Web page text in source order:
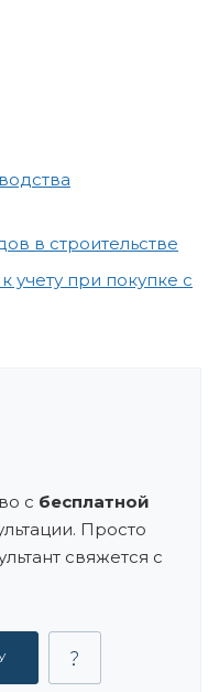
в строительстве
учету при покупке с
с бесплатной
Просто
свяжется с